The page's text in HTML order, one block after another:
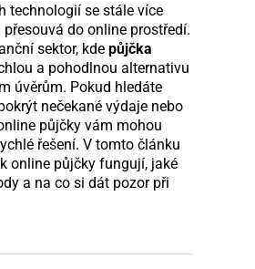
technologií se stále více
do online prostředí.
sektor, kde půjčka
a pohodlnou alternativu
úvěrům. Pokud hledáte
nečekané výdaje nebo
půjčky vám mohou
řešení. V tomto článku
online půjčky fungují, jaké
a na co si dát pozor při